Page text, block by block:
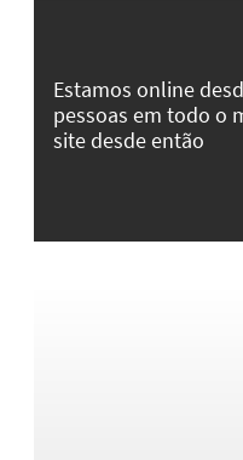
Estamos online
pessoas em todo o
site desde então